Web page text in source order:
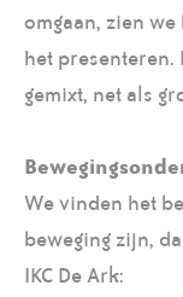
omgaan, zien
het presenteren.
gemixt, net als
We vinden het
beweging zijn,
IKC De Ark: